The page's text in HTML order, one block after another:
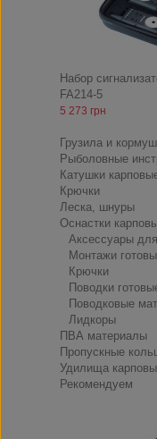
Набор
FA214-5
5 273 грн
Грузила и
Рыболовные
Катушки
Крючки
Леска, шнуры
Оснастки
Аксессуары
Монтажи
Крючки
Поводки
Поводковые
Лидкоры
ПВА материалы
Пропускные
Удилища
Рекомендуем